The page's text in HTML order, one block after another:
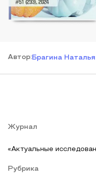
Автор:Брагина
Журнал
«Актуальные
Рубрика